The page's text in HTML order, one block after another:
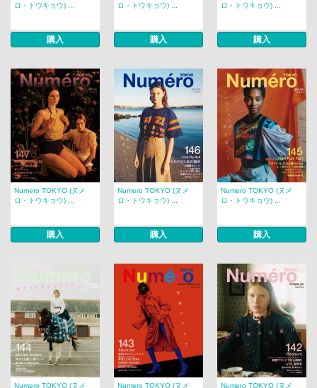
ロ・トウキョウ) ...
購入
ロ・トウキョウ) ...
購入
ロ・トウキョウ) ...
購入
Numero TOKYO (ヌメ
ロ・トウキョウ) ...
購入
Numero TOKYO (ヌメ
ロ・トウキョウ) ...
購入
Numero TOKYO (ヌメ
ロ・トウキョウ) ...
購入
Numero TOKYO (ヌメ
Numero TOKYO (ヌメ
Numero TOKYO (ヌメ